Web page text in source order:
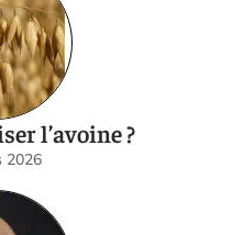
l’avoine ?
2026